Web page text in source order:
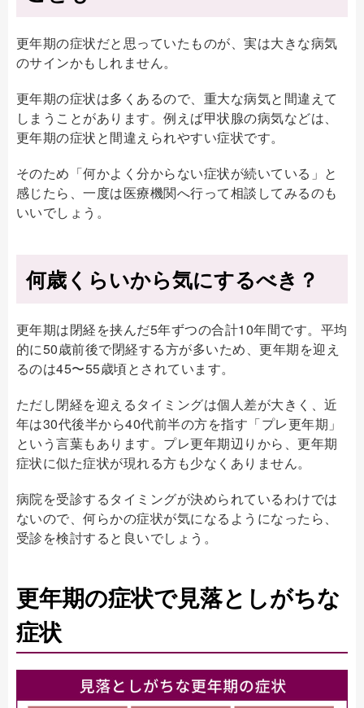
更年期の症状だと思っていたものが、実は大きな病気
のサインかもしれません。
更年期の症状は多くあるので、重大な病気と間違えて
しまうことがあります。例えば甲状腺の病気などは、
更年期の症状と間違えられやすい症状です。
そのため「何かよく分からない症状が続いている」と
感じたら、一度は医療機関へ行って相談してみるのも
いいでしょう。
何歳くらいから気にするべき？
更年期は閉経を挟んだ5年ずつの合計10年間です。平均
的に50歳前後で閉経する方が多いため、更年期を迎え
るのは45〜55歳頃とされています。
ただし閉経を迎えるタイミングは個人差が大きく、近
年は30代後半から40代前半の方を指す「プレ更年期」
という言葉もあります。プレ更年期辺りから、更年期
症状に似た症状が現れる方も少なくありません。
病院を受診するタイミングが決められているわけでは
ないので、何らかの症状が気になるようになったら、
受診を検討すると良いでしょう。
更年期の症状で見落としがちな
症状